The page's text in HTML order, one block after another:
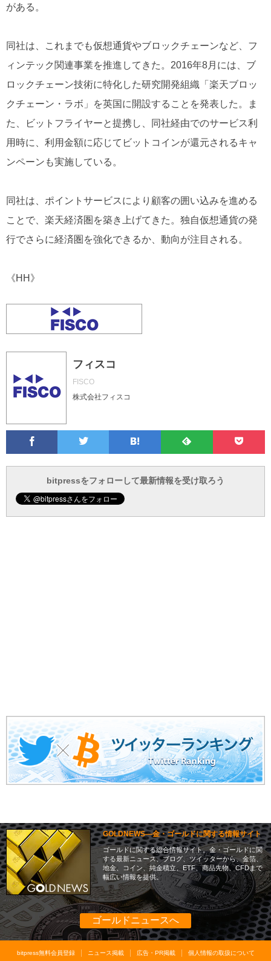
がある。
同社は、これまでも仮想通貨やブロックチェーンなど、フ
ィンテック関連事業を推進してきた。2016年8月には、ブ
ロックチェーン技術に特化した研究開発組織「楽天ブロッ
クチェーン・ラボ」を英国に開設することを発表した。ま
た、ビットフライヤーと提携し、同社経由でのサービス利
用時に、利用金額に応じてビットコインが還元されるキャ
ンペーンも実施している。
同社は、ポイントサービスにより顧客の囲い込みを進める
ことで、楽天経済圏を築き上げてきた。独自仮想通貨の発
行でさらに経済圏を強化できるか、動向が注目される。
《HH》
フィスコ
FISCO
株式会社フィスコ
Twitter
て
ブ
で
ォ
ロ
ー
で
と
で
bitpressをフォローして最新情報を受け取ろう
GOLDNEWS―金・ゴールドに関する情報サイト
ゴールドに関する総合情報サイト。金・ゴールドに関
する最新ニュース、ブログ、ツイッターから、金箔、
地金、コイン、純金積立、ETF、商品先物、CFDまで
幅広い情報を提供。
ゴールドニュースへ
bitpress無料会員登録 ニュース掲載 広告・PR掲載 個人情報の取扱について